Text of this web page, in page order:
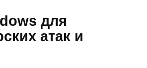
для
атак и